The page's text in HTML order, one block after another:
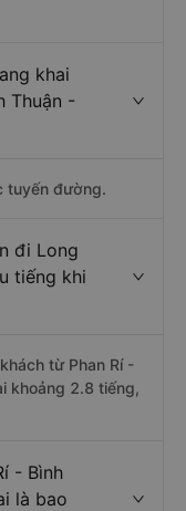
khai
Thuận -
tuyến đường.
đi Long
tiếng khi
từ Phan Rí -
khoảng 2.8 tiếng,
- Bình
là bao